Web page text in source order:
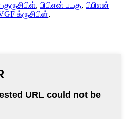
, பிபிஎன் படகு, பிபிஎன்
க்ரூசிபிள்,